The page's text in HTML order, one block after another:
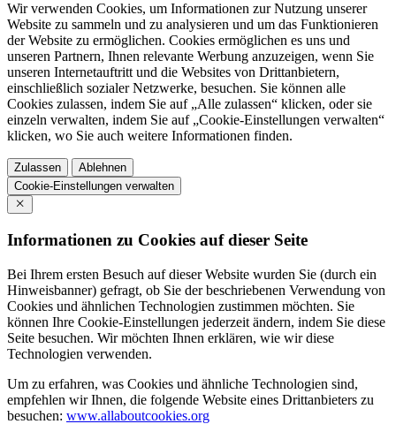
Wir verwenden Cookies, um Informationen zur Nutzung unserer
Website zu sammeln und zu analysieren und um das Funktionieren
der Website zu ermöglichen. Cookies ermöglichen es uns und
unseren Partnern, Ihnen relevante Werbung anzuzeigen, wenn Sie
unseren Internetauftritt und die Websites von Drittanbietern,
einschließlich sozialer Netzwerke, besuchen. Sie können alle
Cookies zulassen, indem Sie auf „Alle zulassen“ klicken, oder sie
einzeln verwalten, indem Sie auf „Cookie-Einstellungen verwalten“
klicken, wo Sie auch weitere Informationen finden.
Zulassen
Ablehnen
Cookie-Einstellungen verwalten
Informationen zu Cookies auf dieser Seite
Bei Ihrem ersten Besuch auf dieser Website wurden Sie (durch ein
Hinweisbanner) gefragt, ob Sie der beschriebenen Verwendung von
Cookies und ähnlichen Technologien zustimmen möchten. Sie
können Ihre Cookie-Einstellungen jederzeit ändern, indem Sie diese
Seite besuchen. Wir möchten Ihnen erklären, wie wir diese
Technologien verwenden.
Um zu erfahren, was Cookies und ähnliche Technologien sind,
empfehlen wir Ihnen, die folgende Website eines Drittanbieters zu
besuchen: www.allaboutcookies.org